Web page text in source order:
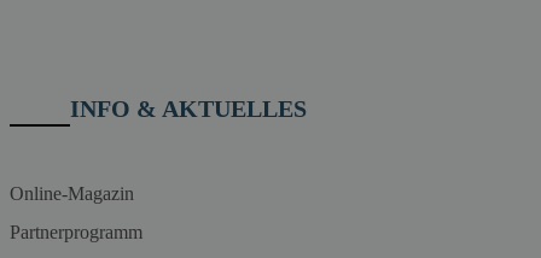
INFO & AKTUELLES
Online-Magazin
Partnerprogramm